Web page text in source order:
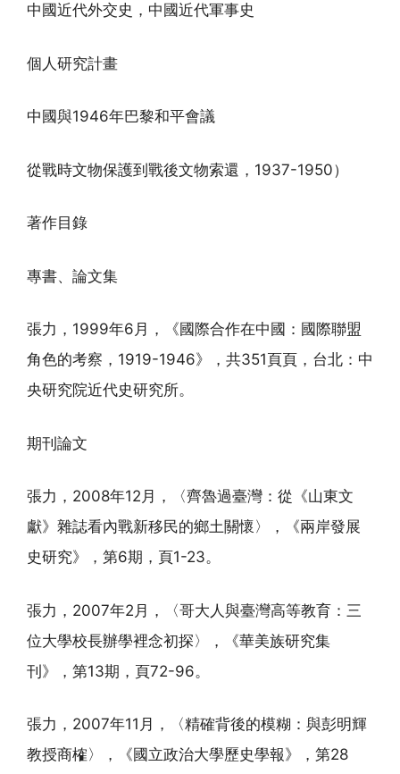
中國近代外交史，中國近代軍事史
個人研究計畫
中國與1946年巴黎和平會議
從戰時文物保護到戰後文物索還，1937-1950）
著作目錄
專書、論文集
張力，1999年6月，《國際合作在中國：國際聯盟
角色的考察，1919-1946》，共351頁頁，台北：中
央研究院近代史研究所。
期刊論文
張力，2008年12月，〈齊魯過臺灣：從《山東文
獻》雜誌看內戰新移民的鄉土關懷〉，《兩岸發展
史研究》，第6期，頁1-23。
張力，2007年2月，〈哥大人與臺灣高等教育：三
位大學校長辦學裡念初探〉，《華美族研究集
刊》，第13期，頁72-96。
張力，2007年11月，〈精確背後的模糊：與彭明輝
教授商榷〉，《國立政治大學歷史學報》，第28